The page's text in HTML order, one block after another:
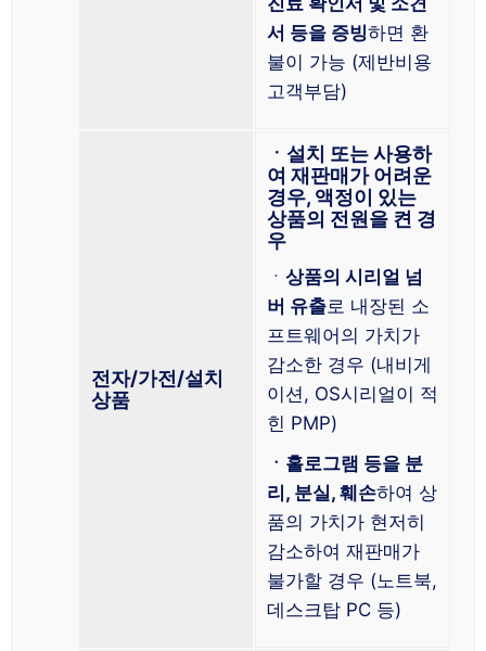
서 등을 증빙하면 환
불이 가능 (제반비용
고객부담)
전자/가전/설치
상품
ㆍ설치 또는 사용하
여 재판매가 어려운
경우, 액정이 있는
상품의 전원을 켠 경
우
ㆍ 상품의 시리얼 넘
버 유출로 내장된 소
프트웨어의 가치가
감소한 경우 (내비게
이션, OS시리얼이 적
힌 PMP)
ㆍ홀로그램 등을 분
리, 분실, 훼손하여 상
품의 가치가 현저히
감소하여 재판매가
불가할 경우 (노트북,
데스크탑 PC 등)